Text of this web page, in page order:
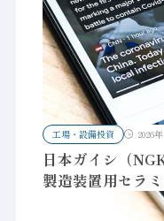
工場・設備投資 2026
日本ガイシ（
製造装置用セラ